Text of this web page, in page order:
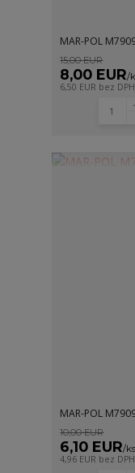
MAR-POL
15,00 EUR
8,00 EUR/
6,50 EUR bez DPH
MAR-POL
10,00 EUR
6,10 EUR/ks
4,96 EUR bez DPH